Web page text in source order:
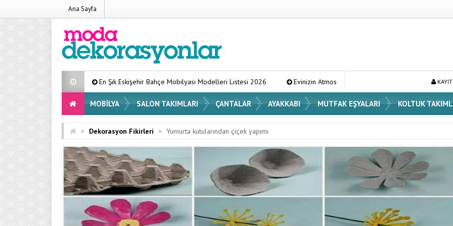
Ana Sayfa
En Şık Eskişehir Bahçe Mobilyası Modelleri Listesi 2026 Evinizin Atmosferini Değiştirecek En Şık Vazo Modelleri ve Dekorasyon
MOBILYA SALON TAKIMLARI ÇANTALAR AYAKKABI MUTFAK EŞYALARI KOLTUK
» Dekorasyon Fikirleri » Yumurta kutularından çiçek yapımı